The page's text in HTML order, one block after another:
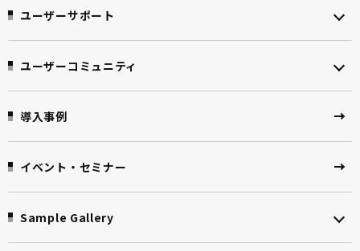
ユーザーサポート
ユーザーコミュニティ
導入事例
イベント・セミナー
Sample Gallery